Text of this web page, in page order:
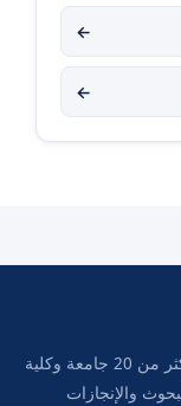
←
←
بوابة الأخبار الأكاديمية العراقية — نغطي أخبار أكثر من 20 جامعة وكلية
والإنجازات